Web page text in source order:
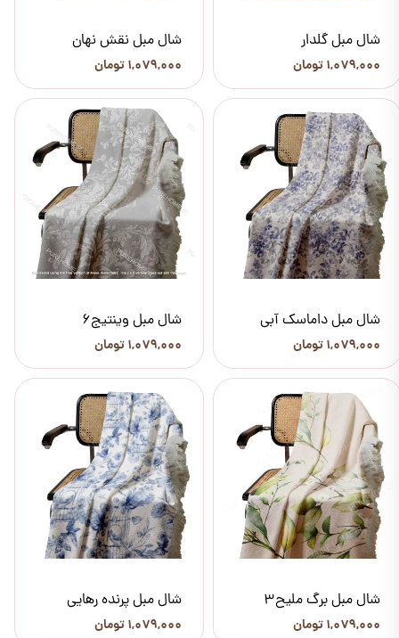
شال مبل گلدار
۱,۰۷۹,۰۰۰ تومان
شال مبل نقش نهان
۱,۰۷۹,۰۰۰ تومان
شال مبل داماسک آبی
۱,۰۷۹,۰۰۰ تومان
شال مبل وینتیج6
۱,۰۷۹,۰۰۰ تومان
شال مبل برگ ملیح3
۱,۰۷۹,۰۰۰ تومان
شال مبل پرنده رهایی
۱,۰۷۹,۰۰۰ تومان